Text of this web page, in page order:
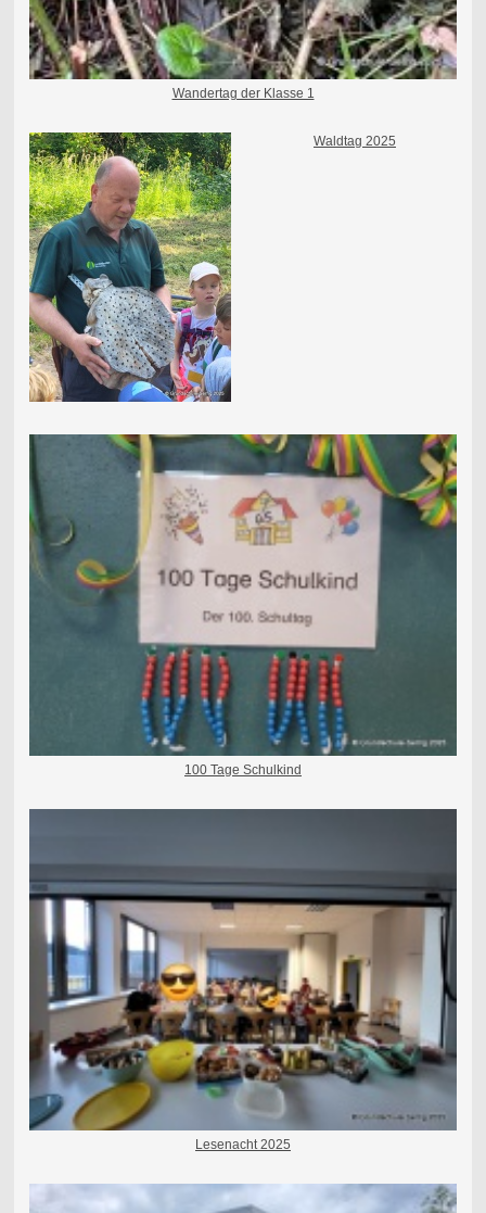
Wandertag der Klasse 1
Waldtag 2025
100 Tage Schulkind
Lesenacht 2025